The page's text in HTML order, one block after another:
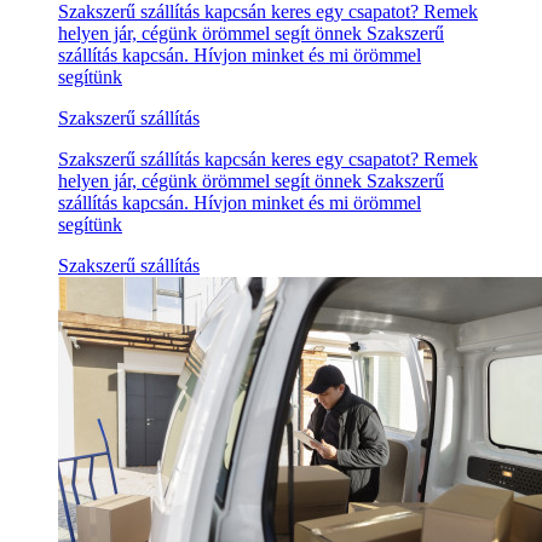
Szakszerű szállítás kapcsán keres egy csapatot? Remek
helyen jár, cégünk örömmel segít önnek Szakszerű
szállítás kapcsán. Hívjon minket és mi örömmel
segítünk
Szakszerű szállítás
Szakszerű szállítás kapcsán keres egy csapatot? Remek
helyen jár, cégünk örömmel segít önnek Szakszerű
szállítás kapcsán. Hívjon minket és mi örömmel
segítünk
Szakszerű szállítás